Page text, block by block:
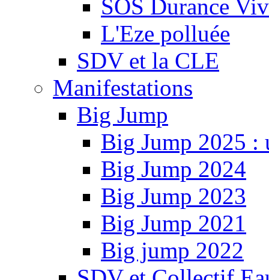
SOS Durance
L'Eze polluée
SDV et la CLE
Manifestations
Big Jump
Big Jump 2025 :
Big Jump 2024
Big Jump 2023
Big Jump 2021
Big jump 2022